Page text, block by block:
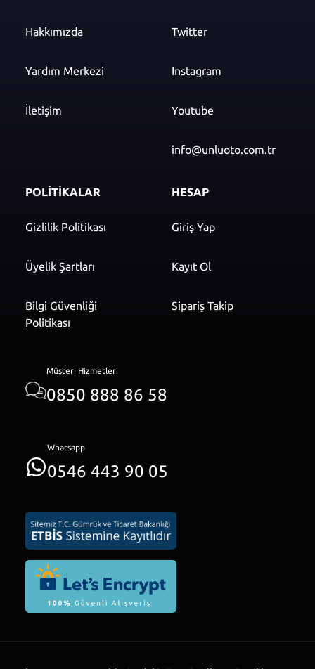
Hakkımızda
Yardım Merkezi
İletişim
Twitter
Instagram
Youtube
info@unluoto.com.tr
POLİTİKALAR
Gizlilik Politikası
Üyelik Şartları
Bilgi Güvenliği
Politikası
HESAP
Giriş Yap
Kayıt Ol
Sipariş Takip
Müşteri Hizmetleri
0850 888 86 58
Whatsapp
0546 443 90 05